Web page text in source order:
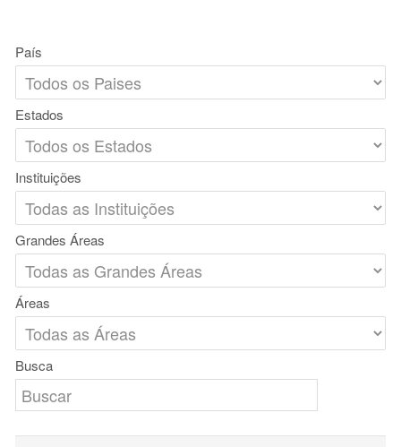
País
Estados
Instituições
Grandes Áreas
Áreas
Busca